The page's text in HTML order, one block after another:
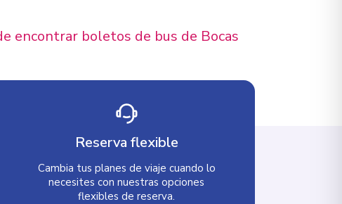
encontrar boletos de bus de Bocas
Reserva flexible
Cambia tus planes de viaje cuando lo
necesites con nuestras opciones
flexibles de reserva.